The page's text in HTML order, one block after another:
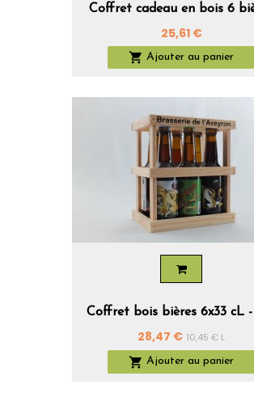
Coffret cadeau en bois 6
Prix
25,61 €
 Ajouter au panier
Coffret bois bières 6x33 cL -
Prix
28,47 € 10,45 € L
 Ajouter au panier